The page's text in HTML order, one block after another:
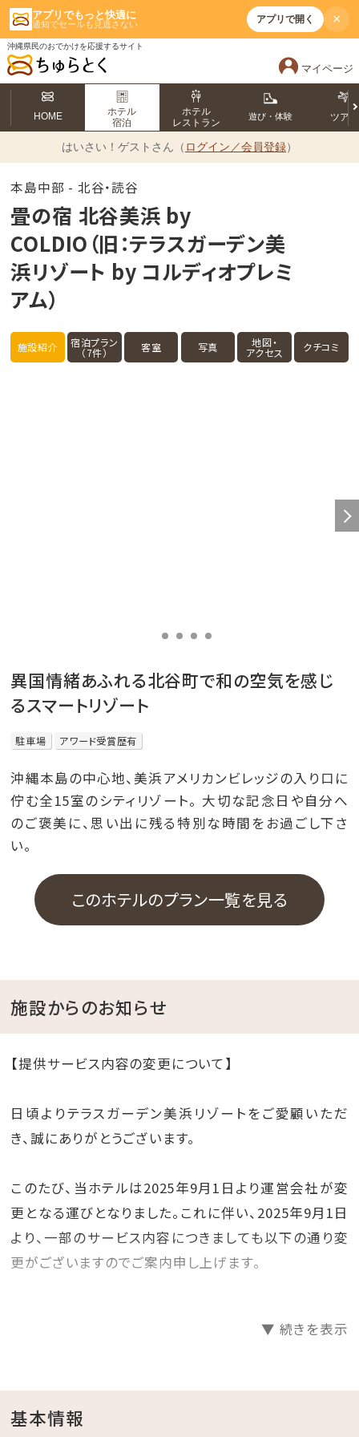
アプリでもっと快適に
通知でセールも見逃さない アプリで開く ×
沖縄県民のおでかけを応援するサイト
マイページ
HOME
ホテル
宿泊
ホテル
レストラン
遊び・体験 ツアー
はいさい！ ゲストさん（ ログイン／会員登録）
本島中部 - 北谷・読谷
畳の宿 北谷美浜 by
COLDIO（旧：テラスガーデン美
浜リゾート by コルディオプレミ
アム）
施設紹介 宿泊プラン
（7件） 客室 写真 地図・
アクセス クチコミ
異国情緒あふれる北谷町で和の空気を感じ
るスマートリゾート
駐車場 アワード受賞歴有
沖縄本島の中心地、美浜アメリカンビレッジの入り口に
佇む全15室のシティリゾート。 大切な記念日や自分へ
のご褒美に、思い出に残る特別な時間をお過ごし下さ
い。
このホテルのプラン一覧を見る
施設からのお知らせ
【提供サービス内容の変更について】
日頃よりテラスガーデン美浜リゾートをご愛顧いただ
き、誠にありがとうございます。
このたび、当ホテルは2025年9月1日より運営会社が変
更となる運びとなりました。これに伴い、2025年9月1日
より、一部のサービス内容につきましても以下の通り変
更がございますのでご案内申し上げます。
・セルフチェックインを導入いたしますので、ホテルにス
情報は、宿泊日前日に別途メールにてご案内いたしま
す。
▼ 続きを表示
基本情報